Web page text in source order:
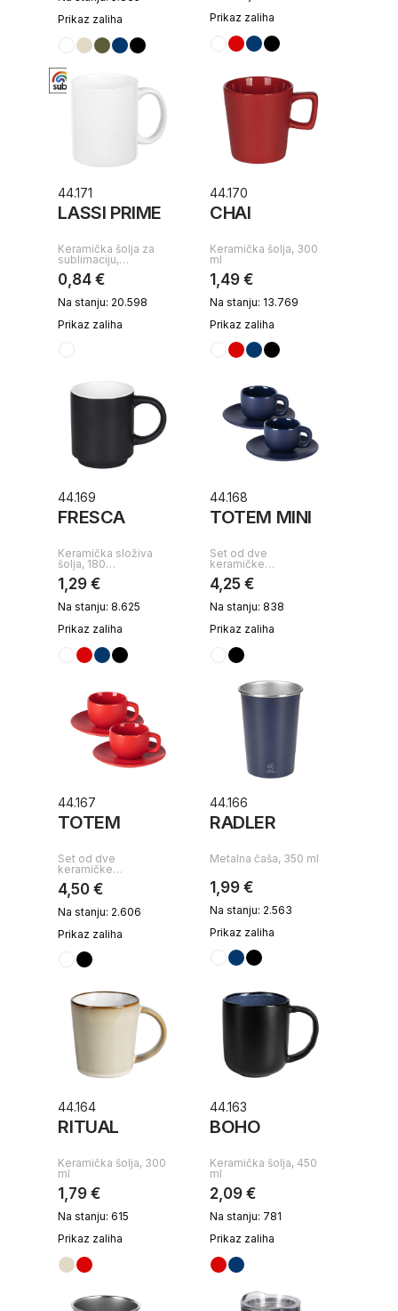
Prikaz zaliha
Prikaz zaliha
44.171
LASSI PRIME
Keramička šolja za
sublimaciju,…
0,84 €
Na stanju: 20.598
Prikaz zaliha
44.170
CHAI
Keramička šolja, 300
ml
1,49 €
Na stanju: 13.769
Prikaz zaliha
44.169
FRESCA
Keramička složiva
šolja, 180…
1,29 €
Na stanju: 8.625
Prikaz zaliha
44.168
TOTEM MINI
Set od dve
keramičke…
4,25 €
Na stanju: 838
Prikaz zaliha
44.167
TOTEM
Set od dve
keramičke…
4,50 €
Na stanju: 2.606
Prikaz zaliha
44.166
RADLER
Metalna čaša, 350 ml
1,99 €
Na stanju: 2.563
Prikaz zaliha
44.164
RITUAL
Keramička šolja, 300
ml
1,79 €
Na stanju: 615
Prikaz zaliha
44.163
BOHO
Keramička šolja, 450
ml
2,09 €
Na stanju: 781
Prikaz zaliha